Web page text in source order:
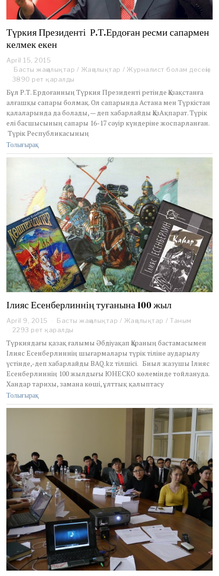
Түркия Президенті Р.Т.Ердоған ресми сапармен
келмек екен
April 15, 2015
Басты жаңалықтар / Жаңалықтар / Журналист болам десеңіз
3890 рет қаралды
Бұл Р.Т. Ердоғанның Түркия Президенті ретінде Қазақстанға
алғашқы сапары болмақ. Ол сапарында Астана мен Түркістан
қалаларында да болады, — деп хабарлайды ҚазАқпарат. Түрік
елі басшысының сапары 16-17 сәуір күндеріне жоспарланған.
Түрік Республикасының
Толығырақ
Ілияс Есенберлиннің туғанына 100 жыл
April 9, 2015 Басты жаңалықтар / Жаңалықтар / Таным
2293 рет қаралды
Түркиядағы қазақ ғалымы Әбдіуақап Қараның бастамасымен
Ілияс Есенберлиннің шығармалары түрік тіліне аударылу
үстінде,-деп хабарлайды BAQ.kz тілшісі. Биыл жазушы Ілияс
Есенберлиннің 100 жылдығы ЮНЕСКО көлемінде тойлануда.
Хандар тарихы, замана көші, ұлттық қалыптасу
Толығырақ